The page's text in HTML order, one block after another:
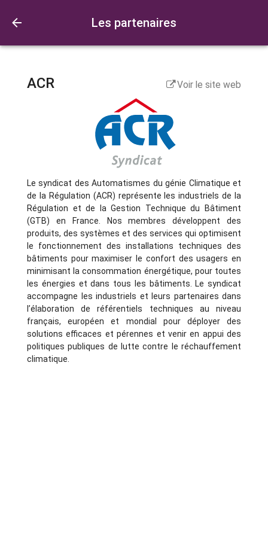
Les partenaires
ACR Voir le site web
Le syndicat des Automatismes du génie Climatique et
de la Régulation (ACR) représente les industriels de la
Régulation et de la Gestion Technique du Bâtiment
(GTB) en France. Nos membres développent des
produits, des systèmes et des services qui optimisent
le fonctionnement des installations techniques des
bâtiments pour maximiser le confort des usagers en
minimisant la consommation énergétique, pour toutes
les énergies et dans tous les bâtiments. Le syndicat
accompagne les industriels et leurs partenaires dans
l’élaboration de référentiels techniques au niveau
français, européen et mondial pour déployer des
solutions efficaces et pérennes et venir en appui des
politiques publiques de lutte contre le réchauffement
climatique.